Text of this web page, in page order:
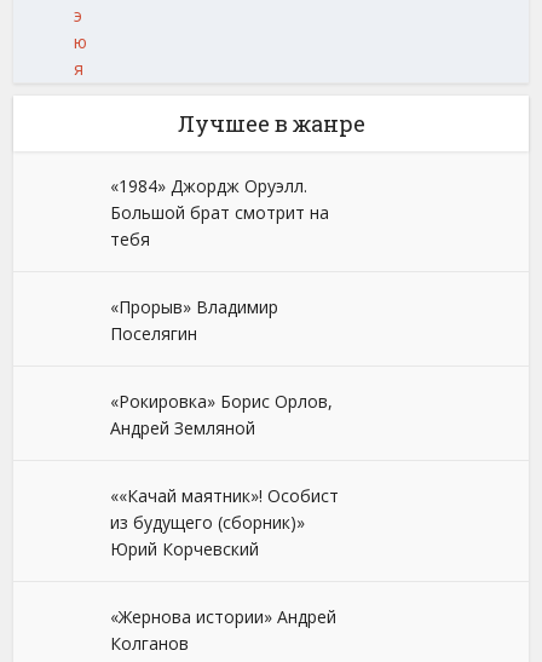
э
ю
я
Лучшее в жанре
«1984» Джордж Оруэлл.
Большой брат смотрит на
тебя
«Прорыв» Владимир
Поселягин
«Рокировка» Борис Орлов,
Андрей Земляной
««Качай маятник»! Особист
из будущего (сборник)»
Юрий Корчевский
«Жернова истории» Андрей
Колганов